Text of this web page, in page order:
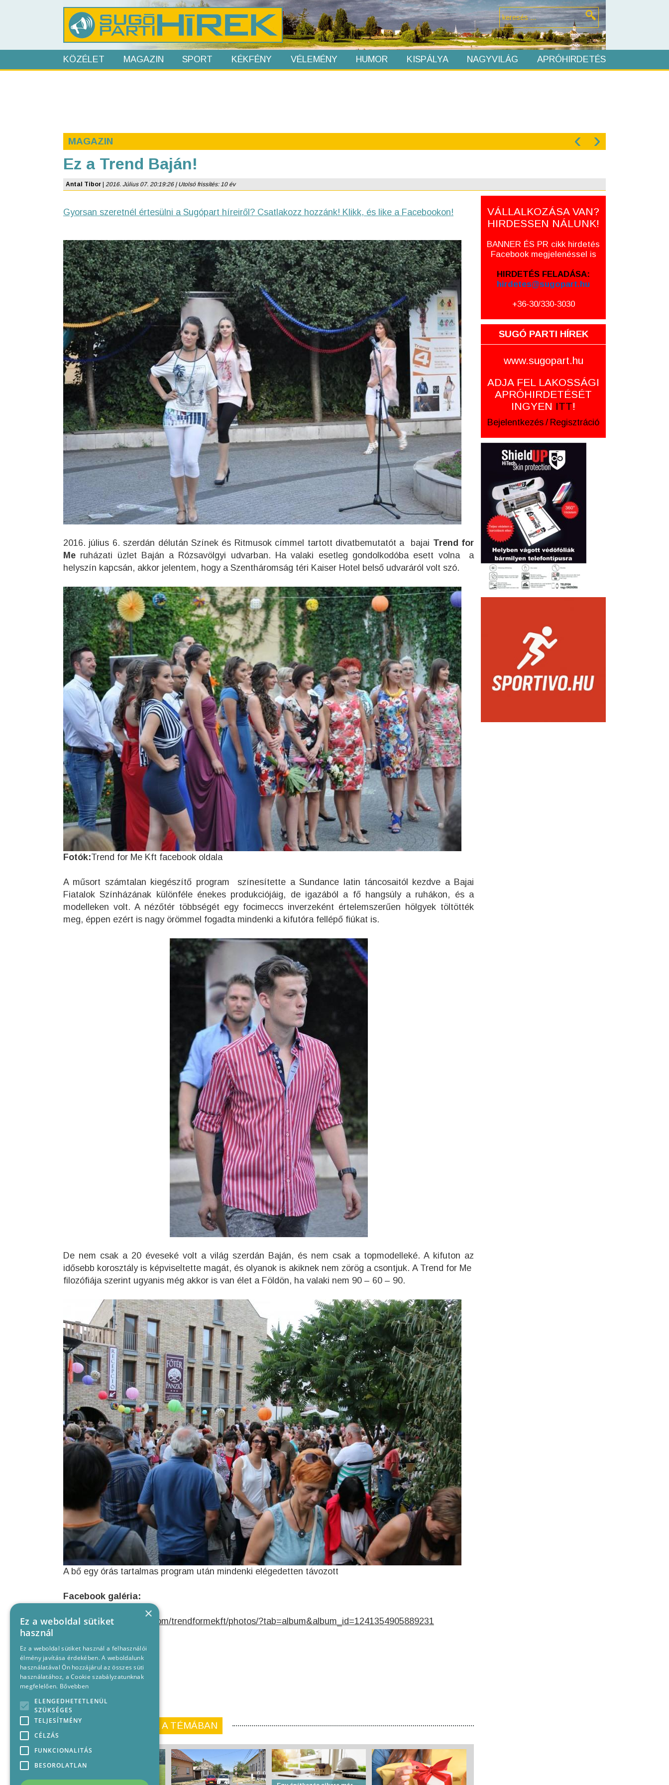
KÖZÉLET MAGAZIN SPORT KÉKFÉNY VÉLEMÉNY HUMOR KISPÁLYA NAGYVILÁG APRÓHIRDETÉS
MAGAZIN ‹ ›
Ez a Trend Baján!
Antal Tibor 2016. Július 07. 20:19:26 | Utolsó frissítés: 10 év
Gyorsan szeretnél értesülni a Sugópart híreiről? Csatlakozz hozzánk! Klikk, és like a Facebookon!
2016. július 6. szerdán délután Színek és Ritmusok címmel tartott divatbemutatót a bajai Trend for
Me ruházati üzlet Baján a Rózsavölgyi udvarban. Ha valaki esetleg gondolkodóba esett volna a
helyszín kapcsán, akkor jelentem, hogy a Szentháromság téri Kaiser Hotel belső udvaráról volt szó.
Fotók:Trend for Me Kft facebook oldala
A műsort számtalan kiegészítő program színesítette a Sundance latin táncosaitól kezdve a Bajai
Fiatalok Színházának különféle énekes produkciójáig, de igazából a fő hangsúly a ruhákon, és a
modelleken volt. A nézőtér többségét egy focimeccs inverzeként értelemszerűen hölgyek töltötték
meg, éppen ezért is nagy örömmel fogadta mindenki a kifutóra fellépő fiúkat is.
De nem csak a 20 éveseké volt a világ szerdán Baján, és nem csak a topmodelleké. A kifuton az
idősebb korosztály is képviseltette magát, és olyanok is akiknek nem zörög a csontjuk. A Trend for Me
filozófiája szerint ugyanis még akkor is van élet a Földön, ha valaki nem 90 – 60 – 90.
A bő egy órás tartalmas program után mindenki elégedetten távozott
Facebook galéria:
https://www.facebook.com/trendformekft/photos/?tab=album&album_id=1241354905889231
KORÁBBI CIKKEINK A TÉMÁBAN
VÁLLALKOZÁSA VAN?
HIRDESSEN NÁLUNK!
BANNER ÉS PR cikk hirdetés
Facebook megjelenéssel is
HIRDETÉS FELADÁSA:
hirdetes@sugopart.hu
+36-30/330-3030
SUGÓ PARTI HÍREK
www.sugopart.hu
ADJA FEL LAKOSSÁGI
APRÓHIRDETÉSÉT
INGYEN ITT!
Bejelentkezés / Regisztráció
×
Ez a weboldal sütiket
használ
Ez a weboldal sütiket használ a felhasználói
élmény javítása érdekében. A weboldalunk
használatával Ön hozzájárul az összes süti
használatához, a Cookie szabályzatunknak
megfelelően. Bővebben
ELENGEDHETETLENÜL
SZÜKSÉGES
TELJESÍTMÉNY
CÉLZÁS
FUNKCIONALITÁS
BESOROLATLAN